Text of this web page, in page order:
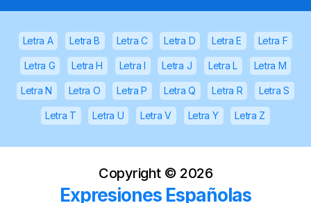
Letra A Letra B Letra C Letra D Letra E Letra F
Letra G Letra H Letra I Letra J Letra L Letra M
Letra N Letra O Letra P Letra Q Letra R Letra S
Letra T Letra U Letra V Letra Y Letra Z
Copyright © 2026
Expresiones Españolas